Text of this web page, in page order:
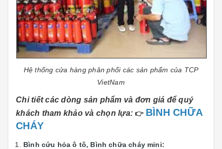
Hệ thống cửa hàng phân phối các sản phẩm của TCP
VietNam
Chi tiết các dòng sản phẩm và đơn giá để quý
khách tham khảo và chọn lựa: 👉 BÌNH CHỮA
CHÁY
Bình cứu hỏa ô tô, Bình chữa cháy mini: